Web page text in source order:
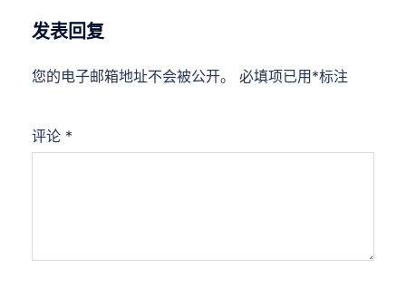
发表回复
您的电子邮箱地址不会被公开。 必填项已用 *标注
评论 *